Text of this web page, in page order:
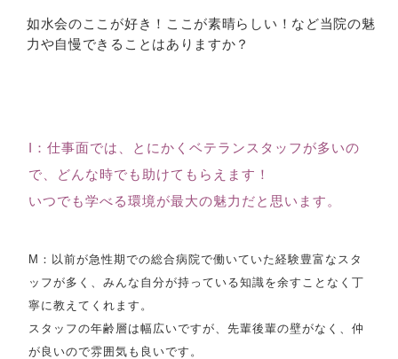
如水会のここが好き！ここが素晴らしい！など当院の魅
力や自慢できることはありますか？
I：仕事面では、とにかくベテランスタッフが多いの
で、どんな時でも助けてもらえます！
いつでも学べる環境が最大の魅力だと思います。
M：以前が急性期での総合病院で働いていた経験豊富なスタ
ッフが多く、みんな自分が持っている知識を余すことなく丁
寧に教えてくれます。
スタッフの年齢層は幅広いですが、先輩後輩の壁がなく、仲
が良いので雰囲気も良いです。